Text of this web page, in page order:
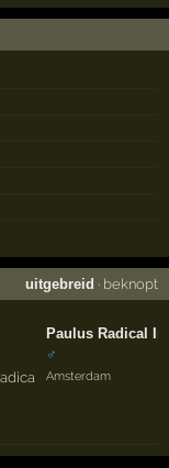
uitgebreid · beknopt
Paulus Radical
♂
Amsterdam